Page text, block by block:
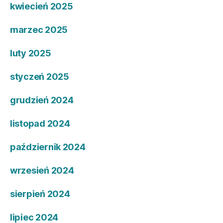
kwiecień 2025
marzec 2025
luty 2025
styczeń 2025
grudzień 2024
listopad 2024
październik 2024
wrzesień 2024
sierpień 2024
lipiec 2024